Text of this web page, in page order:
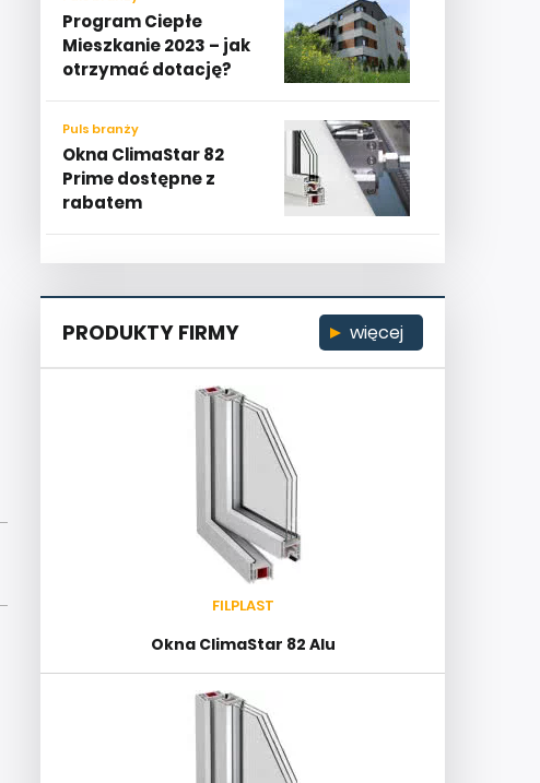
Program Ciepłe
Mieszkanie 2023 – jak
otrzymać dotację?
Puls branży
Okna ClimaStar 82
Prime dostępne z
rabatem
PRODUKTY FIRMY więcej
FILPLAST
Okna ClimaStar 82 Alu